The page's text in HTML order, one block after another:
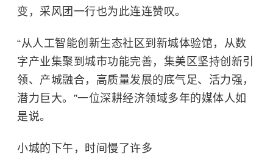
变，采风团一行也为此连连赞叹。
“从人工智能创新生态社区到新城体验馆，从数
字产业集聚到城市功能完善，集美区坚持创新引
领、产城融合，高质量发展的底气足、活力强，
潜力巨大。”一位深耕经济领域多年的媒体人如
是说。
小城的下午，时间慢了许多